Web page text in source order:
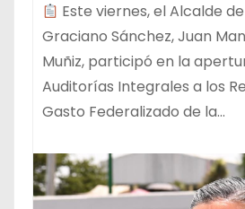
Este viernes, el Alcalde
Graciano Sánchez, Juan
Muñiz, participó en la
Auditorías Integrales a los
Gasto Federalizado de la…